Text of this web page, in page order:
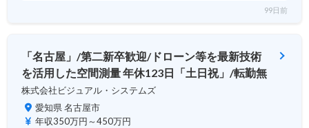
99日前
「名古屋」/第二新卒歓迎/ドローン等を最新技術
を活用した空間測量 年休123日「土日祝」/転勤無
株式会社ビジュアル・システムズ
愛知県 名古屋市
年収350万円～450万円